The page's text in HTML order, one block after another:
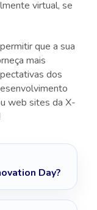
virtual, se
que a sua
mais
dos
web sites da X-
Day?